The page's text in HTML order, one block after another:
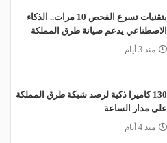
بتقنيات تسرع الفحص 10 مرات.. الذكاء
الاصطناعي يدعم صيانة طرق المملكة
منذ 3 أيام
130 كاميرا ذكية لرصد شبكة طرق المملكة
على مدار الساعة
منذ 4 أيام